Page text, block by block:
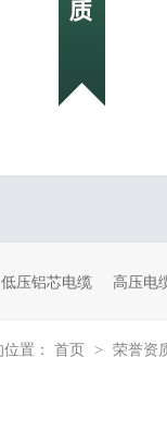
低压铝芯电缆 高压电
置： 首页 > 荣誉资